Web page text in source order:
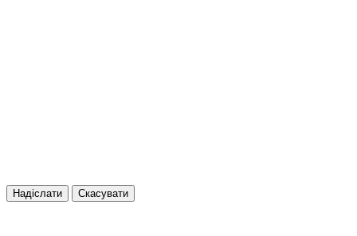
Надіслати Скасувати